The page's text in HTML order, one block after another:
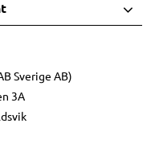
Sverige AB)
3A